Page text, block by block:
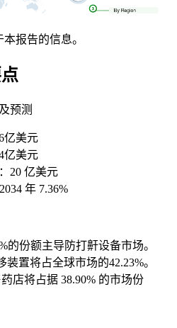
报告的信息。
预测
亿美元
亿美元
20 亿美元
年 7.36%
的份额主导防打鼾设备市场。
置将占全球市场的42.23%。
店将占据 38.90% 的市场份